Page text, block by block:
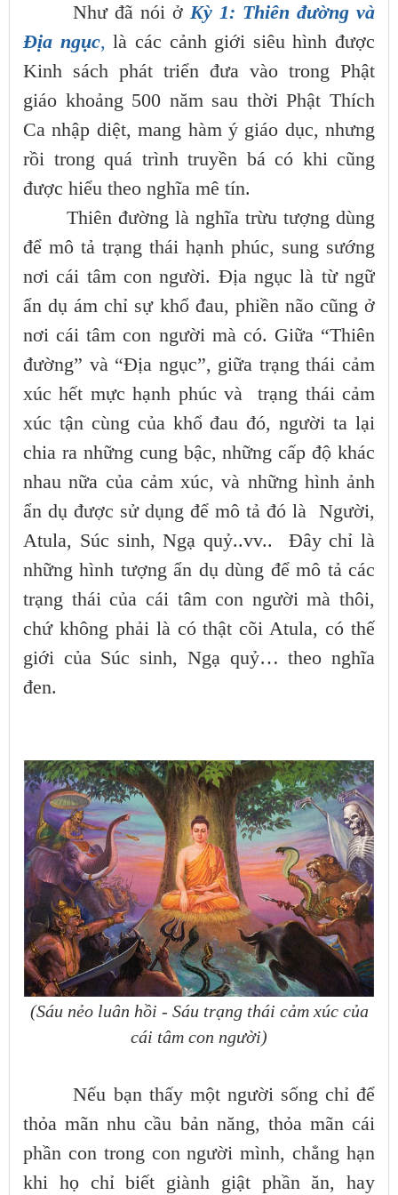
Như đã nói ở Kỳ 1: Thiên đường và
Địa ngục, là các cảnh giới siêu hình được
Kinh sách phát triển đưa vào trong Phật
giáo khoảng 500 năm sau thời Phật Thích
Ca nhập diệt, mang hàm ý giáo dục, nhưng
rồi trong quá trình truyền bá có khi cũng
được hiểu theo nghĩa mê tín.
Thiên đường là nghĩa trừu tượng dùng
để mô tả trạng thái hạnh phúc, sung sướng
nơi cái tâm con người. Địa ngục là từ ngữ
ẩn dụ ám chỉ sự khổ đau, phiền não cũng ở
nơi cái tâm con người mà có. Giữa “Thiên
đường” và “Địa ngục”, giữa trạng thái cảm
xúc hết mực hạnh phúc và trạng thái cảm
xúc tận cùng của khổ đau đó, người ta lại
chia ra những cung bậc, những cấp độ khác
nhau nữa của cảm xúc, và những hình ảnh
ẩn dụ được sử dụng để mô tả đó là Người,
Atula, Súc sinh, Ngạ quỷ..vv.. Đây chỉ là
những hình tượng ẩn dụ dùng để mô tả các
trạng thái của cái tâm con người mà thôi,
chứ không phải là có thật cõi Atula, có thế
giới của Súc sinh, Ngạ quỷ… theo nghĩa
đen.
(Sáu nẻo luân hồi - Sáu trạng thái cảm xúc của
cái tâm con người)
Nếu bạn thấy một người sống chỉ để
thỏa mãn nhu cầu bản năng, thỏa mãn cái
phần con trong con người mình, chẳng hạn
khi họ chỉ biết giành giật phần ăn, hay